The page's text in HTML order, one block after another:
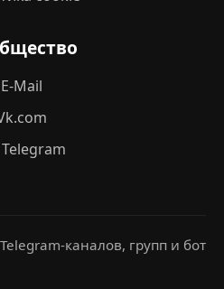
E-Mail
каналов, групп и бот